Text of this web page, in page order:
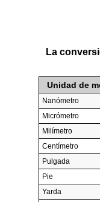
La
Unidad de
Nanómetro
Micrómetro
Milímetro
Centímetro
Pulgada
Pie
Yarda